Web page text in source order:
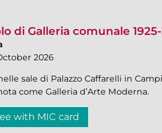
di Galleria comunale
2026
sale di Palazzo Caffarelli in
come Galleria d’Arte Moderna.
with MIC card